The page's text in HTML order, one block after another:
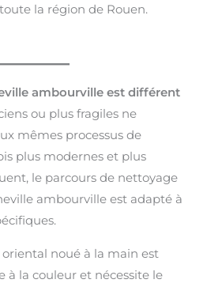
la région de Rouen.
ambourville est différent
ou plus fragiles ne
mêmes processus de
plus modernes et plus
le parcours de nettoyage
ambourville est adapté à
noué à la main est
à la couleur et nécessite le